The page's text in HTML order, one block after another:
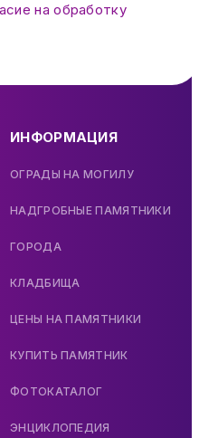
на обработку
ИНФОРМАЦИЯ
ОГРАДЫ НА МОГИЛУ
НАДГРОБНЫЕ ПАМЯТНИКИ
ГОРОДА
КЛАДБИЩА
ЦЕНЫ НА ПАМЯТНИКИ
КУПИТЬ ПАМЯТНИК
ФОТОКАТАЛОГ
ЭНЦИКЛОПЕДИЯ